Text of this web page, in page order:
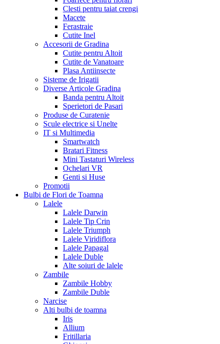
Clesti pentru taiat crengi
Macete
Ferastraie
Cutite Inel
Accesorii de Gradina
Cutite pentru Altoit
Cutite de Vanatoare
Plasa Antiinsecte
Sisteme de Irigatii
Diverse Articole Gradina
Banda pentru Altoit
Sperietori de Pasari
Produse de Curatenie
Scule electrice si Unelte
IT si Multimedia
Smartwatch
Bratari Fitness
Mini Tastaturi Wireless
Ochelari VR
Genti si Huse
Promotii
Bulbi de Flori de Toamna
Lalele
Lalele Darwin
Lalele Tip Crin
Lalele Triumph
Lalele Viridiflora
Lalele Papagal
Lalele Duble
Alte soiuri de lalele
Zambile
Zambile Hobby
Zambile Duble
Narcise
Alti bulbi de toamna
Iris
Allium
Fritillaria